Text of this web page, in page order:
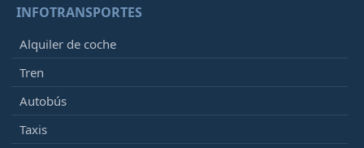
INFOTRANSPORTES
Alquiler de coche
Tren
Autobús
Taxis